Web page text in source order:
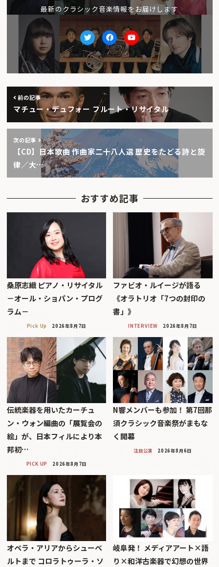
最新のクラシック音楽情報をお届けします
TwitterfacebookYoutube
前の記事
マチュー・デュフォー フルート・リサイタル
次の記事
【CD】日本歌曲 作曲家二十八人選 歴史をたどる詩と旋
律／大…
おすすめ記事
桑原志織 ピアノ・リサイタル
－オール・ショパン・プログ
ラム－
Pick Up 2026年8月7日
ファビオ・ルイージが語る
《オラトリオ「7つの封印の
書」》
INTERVIEW 2026年8月7日
伝統楽器を用いたカーチュ
ン・ウォン編曲の「展覧会の
絵」が、日本フィルにより本
邦初…
PICK UP 2026年8月7日
N響メンバーも参加！ 第7回那
須クラシック音楽祭がまもな
く開幕
注目公演 2026年8月6日
オペラ・アリアからシューベ
ルトまで コロラトゥーラ・ソ
岐阜発！ メディアアート×語
り×和洋古楽器で幻想の世界